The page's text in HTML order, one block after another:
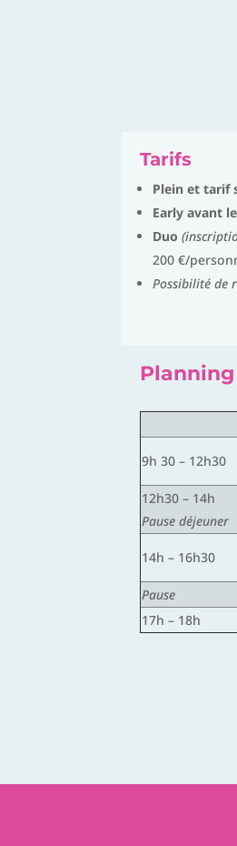
Tarifs
Plein et tarif
Early avant
Duo
200 €/
Possibilité de
Planning
9h 30 – 12h30
12h30 – 14h
Pause déjeuner
14h – 16h30
Pause
17h – 18h